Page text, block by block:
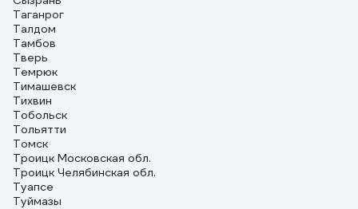
Таганрог
Талдом
Тамбов
Тверь
Темрюк
Тимашевск
Тихвин
Тобольск
Тольятти
Томск
Троицк Московская обл.
Троицк Челябинская обл.
Туапсе
Туймазы